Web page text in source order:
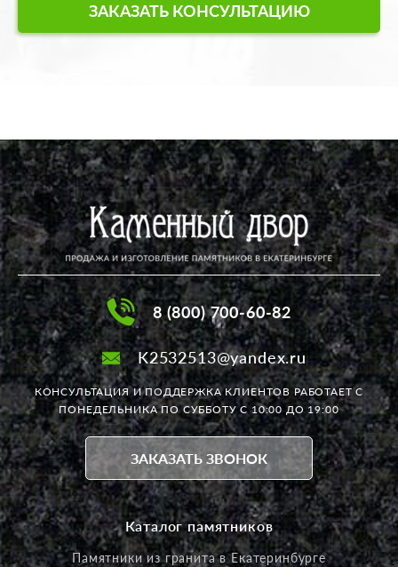
ЗАКАЗАТЬ КОНСУЛЬТАЦИЮ
8 (800) 700-60-82
K2532513@yandex.ru
КОНСУЛЬТАЦИЯ И ПОДДЕРЖКА КЛИЕНТОВ РАБОТАЕТС
ПОНЕДЕЛЬНИКА ПО СУББОТУ С 10:00 ДО 19:00
ЗАКАЗАТЬ ЗВОНОК
Каталог памятников
Памятники из гранита в Екатеринбурге